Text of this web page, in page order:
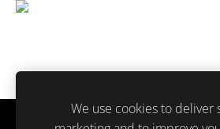
We use cookies to deliver